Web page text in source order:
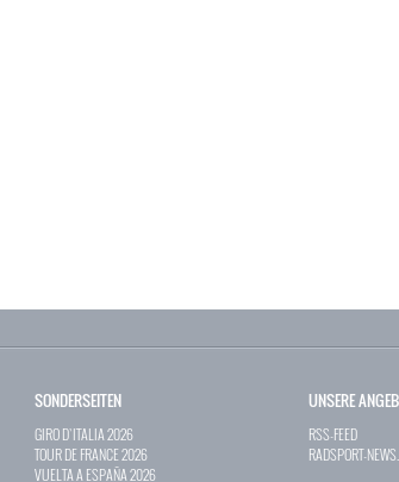
SONDERSEITEN
GIRO D`ITALIA 2026
TOUR DE FRANCE 2026
VUELTA A ESPAÑA 2026
UNSERE
RSS-FEED
RADSPORT-